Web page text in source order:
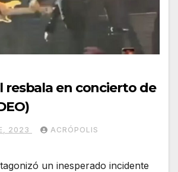
resbala en concierto de
2023 ACRÓPOLIS
un inesperado incidente